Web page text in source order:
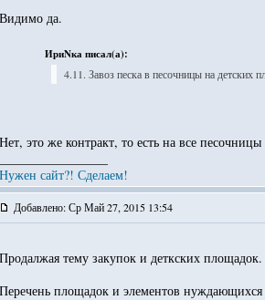
Видимо да.
ИриNка писал(а):
4.11. Завоз песка в песочницы на
Нет, это же контракт, то есть на все
Нужен сайт?! Сделаем!
Добавлено: Ср Май 27, 2015 13:54
Продалжая тему закупок и деткских
Перечень площадок и элементов нуждающихся